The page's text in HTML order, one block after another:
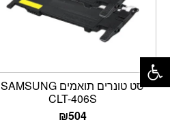
סט טונרים תואמים SAMSUNG
CLT-406S
₪504
פתח סרגל נגישות